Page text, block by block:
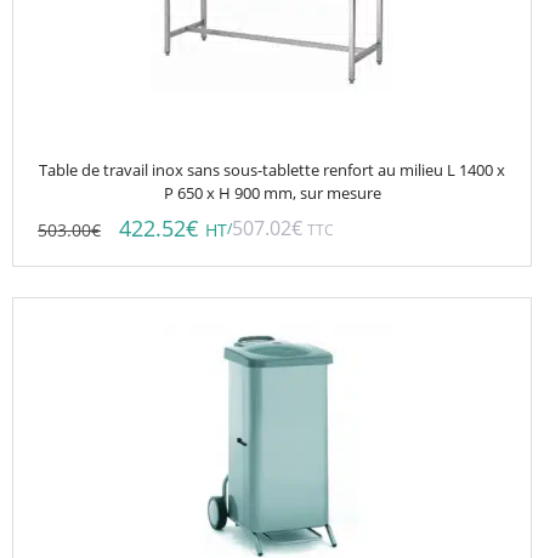
Table de travail inox sans sous-tablette renfort au milieu L 1400 x
P 650 x H 900 mm, sur mesure
503.00€ 422.52€ HT/507.02€ TTC